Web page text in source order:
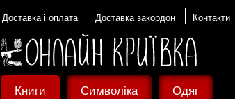
Доставка і оплата Доставка закордон Контакти
Книги Символіка Одяг